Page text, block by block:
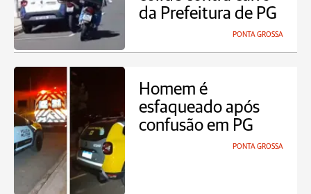
da Prefeitura de PG
PONTA GROSSA
Homem é
esfaqueado após
confusão em PG
PONTA GROSSA